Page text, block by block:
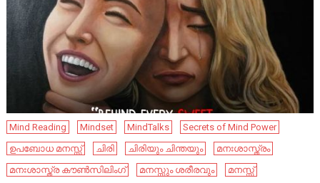
Mind Reading Mindset MindTalks
Secrets of Mind Power
ഉപബോധ മനസ്സ്
ചിരി ചിരിയും ചിന്തയും
മനഃശാസ്ത്രം
മനഃശാസ്ത്ര കൗൺസിലിംഗ്
മനസ്സും ശരീരവും മനസ്സ്